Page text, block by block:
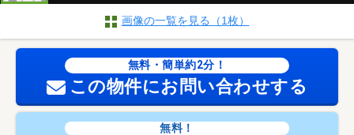
画像の一覧を見る（1枚）
無料・簡単約2分！
この物件にお問い合わせする
無料！